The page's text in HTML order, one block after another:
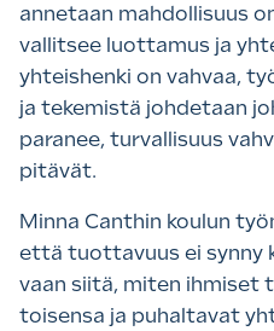
annetaan mahdollisuus
vallitsee luottamus ja
yhteishenki on vahvaa,
ja tekemistä johdetaan
paranee, turvallisuus
pitävät.
Minna Canthin koulun
että tuottavuus ei synny
vaan siitä, miten ihmiset
toisensa ja puhaltavat